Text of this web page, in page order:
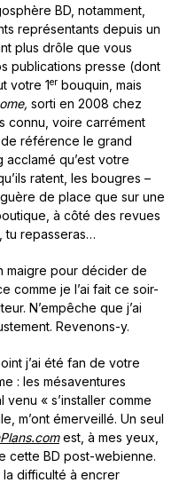
BD, notamment,
représentants depuis un
plus drôle que vous
publications presse (dont
votre 1er bouquin, mais
sorti en 2008 chez
connu, voire carrément
référence le grand
qu’est votre
ratent, les bougres –
de place que sur une
à côté des revues
tu repasseras…
maigre pour décider de
comme je l’ai fait ce soir-
N’empêche que j’ai
Revenons-y.
j’ai été fan de votre
: les mésaventures
« s’installer comme
m’ont émerveillé. Un seul
est, à mes yeux,
cette BD post-webienne.
difficulté à encrer